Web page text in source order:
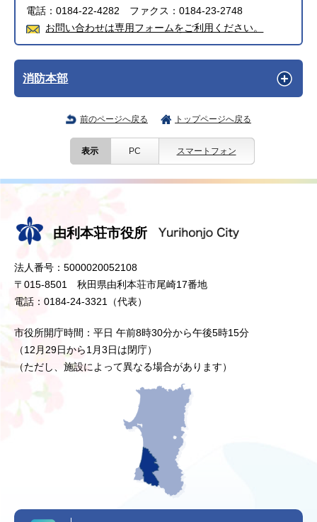
電話：0184-22-4282 ファクス：0184-23-2748
お問い合わせは専用フォームをご利用ください。
消防本部
前のページへ戻る トップページへ戻る
表示 PC スマートフォン
由利本荘市役所
法人番号：5000020052108
〒015-8501 秋田県由利本荘市尾崎17番地
電話：0184-24-3321（代表）
市役所開庁時間：平日 午前8時30分から午後5時15分
（12月29日から1月3日は閉庁）
（ただし、施設によって異なる場合があります）